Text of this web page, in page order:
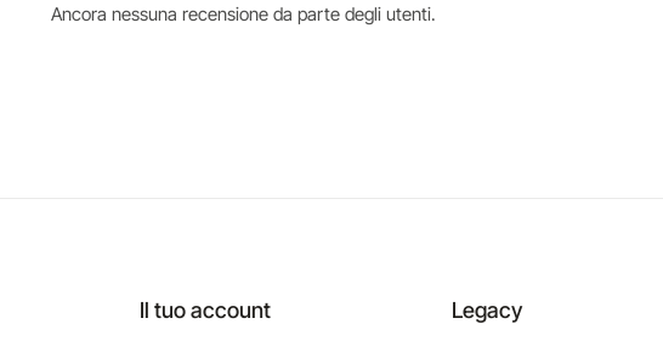
Ancora nessuna recensione da parte degli utenti.
Il tuo account Legacy